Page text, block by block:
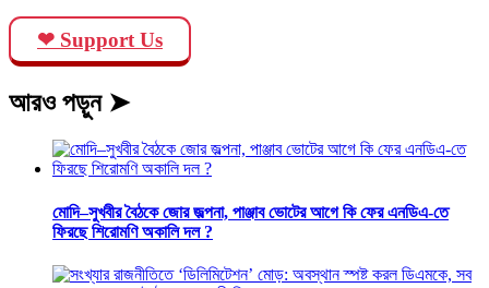
❤ Support Us
আরও পড়ুন ➤
মোদি–সুখবীর বৈঠকে জোর জল্পনা, পাঞ্জাব ভোটের আগে কি ফের এনডিএ-তে
ফিরছে শিরোমণি অকালি দল ?